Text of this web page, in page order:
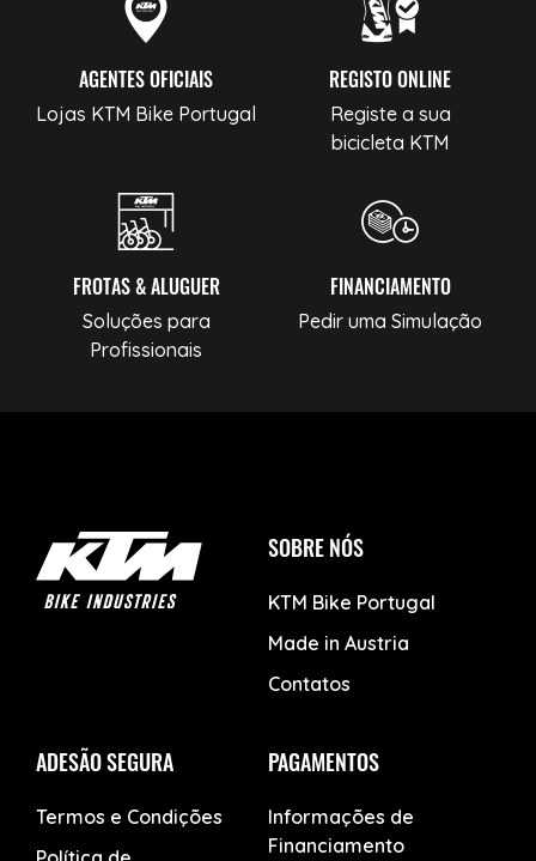
AGENTES OFICIAIS
Lojas KTM Bike Portugal
REGISTO ONLINE
Registe a sua
bicicleta KTM
FROTAS & ALUGUER
Soluções para
Profissionais
FINANCIAMENTO
Pedir uma Simulação
SOBRE NÓS
KTM Bike Portugal
Made in Austria
Contatos
ADESÃO SEGURA
Termos e Condições
PAGAMENTOS
Informações de
Financiamento